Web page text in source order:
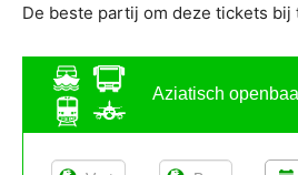
De beste partij om deze tickets bij
Aziatisch